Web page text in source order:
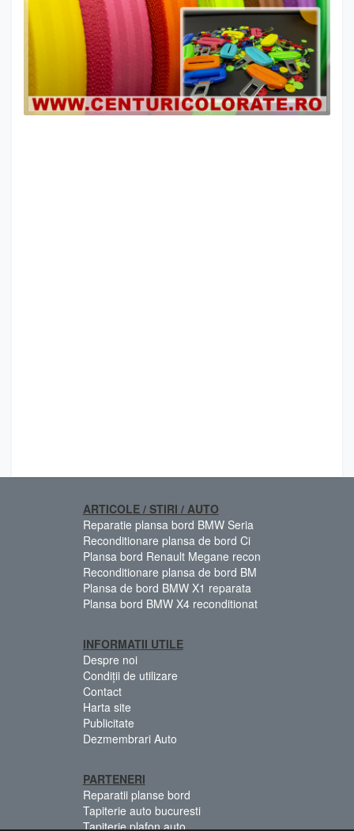
ARTICOLE / STIRI / AUTO
Reparatie plansa bord BMW Seria
Reconditionare plansa de bord Ci
Plansa bord Renault Megane recon
Reconditionare plansa de bord BM
Plansa de bord BMW X1 reparata
Plansa bord BMW X4 reconditionat
INFORMATII UTILE
Despre noi
Condiții de utilizare
Contact
Harta site
Publicitate
Dezmembrari Auto
PARTENERI
Reparatii planse bord
Tapiterie auto bucuresti
Tapiterie plafon auto